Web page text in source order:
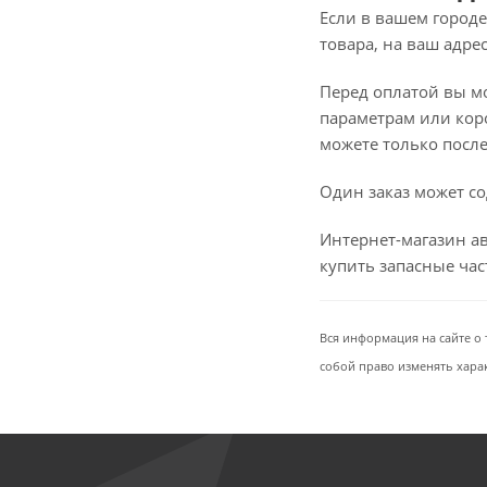
Если в вашем
товара, на ваш
Перед оплатой вы
параметрам или
можете только
Один заказ может
Интернет-магазин
купить запасные
Вся информация на сайте о
собой право изменять